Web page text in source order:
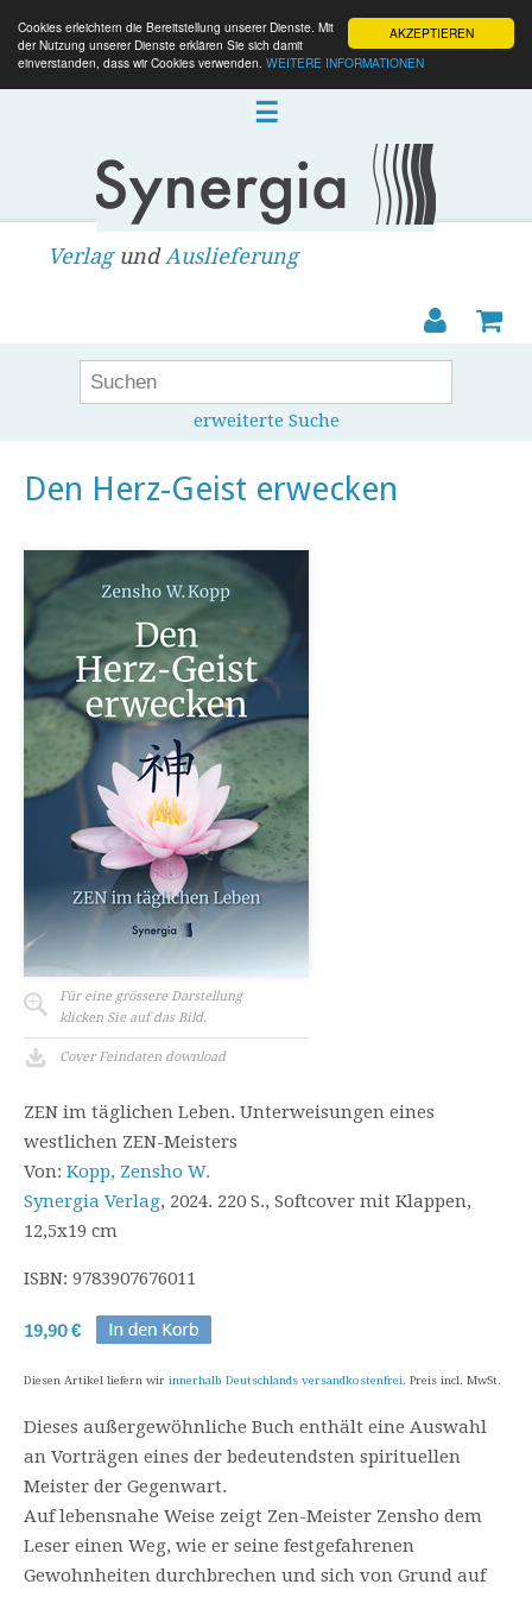
AKZEPTIEREN
Cookies erleichtern die Bereitstellung unserer Dienste. Mit
der Nutzung unserer Dienste erklären Sie sich damit
einverstanden, dass wir Cookies verwenden. WEITERE INFORMATIONEN
☰
VerlagundAuslieferung
erweiterte Suche
Den Herz-Geist erwecken
Für eine grössere Darstellung
klicken Sie auf das Bild.
Cover Feindaten download
ZEN im täglichen Leben. Unterweisungen eines
westlichen ZEN-Meisters
Von: Kopp, Zensho W.
Synergia Verlag, 2024. 220 S., Softcover mit Klappen,
12,5x19 cm
ISBN: 9783907676011
19,90 €
Diesen Artikel liefern wir innerhalb Deutschlands versandkostenfrei. Preis incl. MwSt.
Dieses außergewöhnliche Buch enthält eine Auswahl
an Vorträgen eines der bedeutendsten spirituellen
Meister der Gegenwart.
Auf lebensnahe Weise zeigt Zen-Meister Zensho dem
Leser einen Weg, wie er seine festgefahrenen
Gewohnheiten durchbrechen und sich von Grund auf